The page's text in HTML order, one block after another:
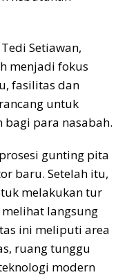
Tedi Setiawan,
menjadi fokus
fasilitas dan
untuk
bagi para nasabah.
gunting pita
baru. Setelah itu,
melakukan tur
langsung
ini meliputi area
ruang tunggu
modern